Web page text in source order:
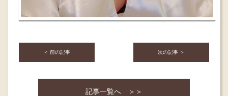
＜ 前の記事 次の記事 ＞
記事一覧へ ＞＞